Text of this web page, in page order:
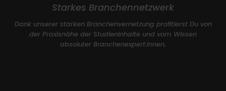
Starkes Branchennetzwerk
Dank unserer starken Branchenvernetzung profitierst Du von
der Praxisnähe der Studieninhalte und vom Wissen
absoluter Branchenexpert:innen.